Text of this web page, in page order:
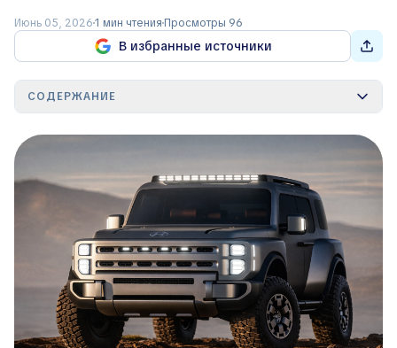
Июнь 05, 20261 мин чтения Просмотры 96
В избранные источники
СОДЕРЖАНИЕ